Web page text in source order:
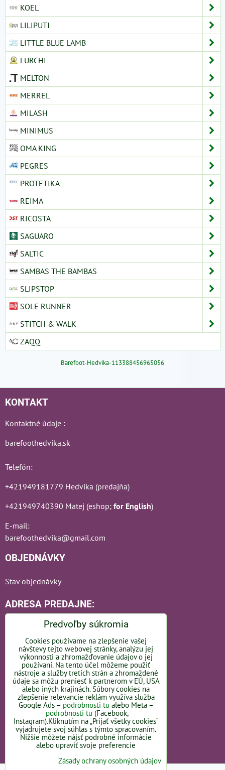
KOEL
LILIPUTI
LITTLE BLUE LAMB
LURCHI
MELTON
MERREL
MILASH
MINIMUS
OMA KING
PEGRES
PROTETIKA
REIMA
RICOSTA
SAGUARO
SALTIC
SAMBAS THE BAMBAS
SLIPSTOP
SOLE RUNNER
STITCH & WALK
ZAQQ
Barefoot-Hedvika-113388456965056
KONTAKT
Kontaktné údaje :
barefoothedvika.sk
Telefón:
+421949181779 Hedvika (predajňa)
+421949740390 Matej (eshop; for English)
E-mail:
barefoothedvika@gmail.com
OBJEDNÁVKY
Stav objednávky
ADRESA PREDAJNE:
Bratislavská 110
92101 Piešťany
Slovakia
OTVÁRACIE HODINY -LINK
Predvoľby súkromia
Cookies používame na zlepšenie vašej
návštevy tejto webovej stránky, analýzu jej
výkonnosti a zhromažďovanie údajov o jej
používaní. Na tento účel môžeme použiť
nástroje a služby tretích strán a zhromaždené
údaje sa môžu preniesť k partnerom v EÚ, USA
alebo iných krajinách. Súbory cookies na
zlepšenie relevancie reklám využíva služba
Google Ads – podrobnosti tu alebo Meta –
podrobnosti tu (Facebook,
Instagram).Kliknutím na „Prijať všetky cookies“
vyjadrujete svoj súhlas s týmto spracovaním.
Nižšie môžete nájsť podrobné informácie
alebo upraviť svoje preferencie
Zásady ochrany osobných údajov